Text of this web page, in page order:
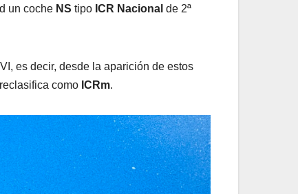
un coche NS tipo ICR Nacional de 2ª
es decir, desde la aparición de estos
como ICRm.